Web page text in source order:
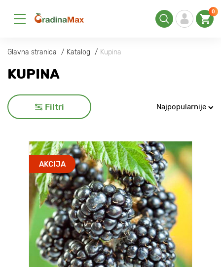
0
Glavna stranica Katalog Kupina
KUPINA
Filtri Najpopularnije
AKCIJA